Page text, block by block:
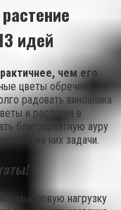
идей
чем его
цветы обречены на
радовать виновника
и растения в
благоприятную ауру
на них задачи.
смысловую нагрузку